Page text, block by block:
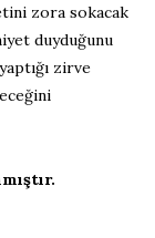
zora sokacak
duyduğunu
zirve